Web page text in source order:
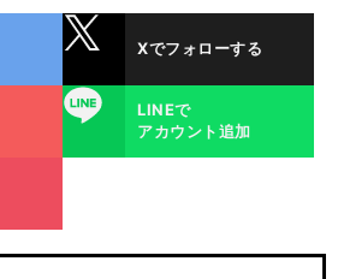
Xでフォローする
LINE
LINEで
アカウント追加